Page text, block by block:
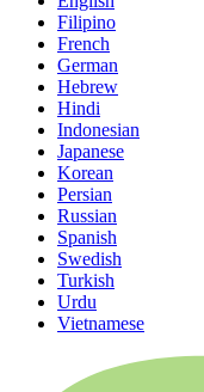
Filipino
French
German
Hebrew
Hindi
Indonesian
Japanese
Korean
Persian
Russian
Spanish
Swedish
Turkish
Urdu
Vietnamese